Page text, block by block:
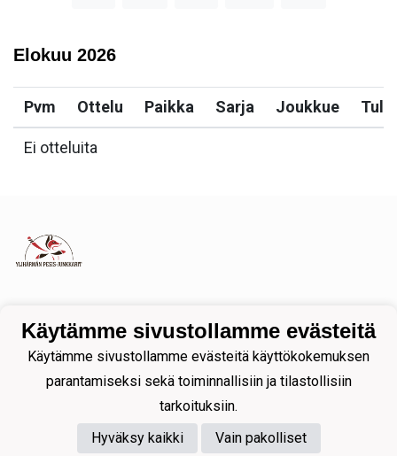
Elokuu 2026
Pvm Ottelu Paikka Sarja Joukkue
Ei otteluita
Powered by
Käytämme sivustollamme evästeitä
Käytämme sivustollamme evästeitä käyttökokemuksen
parantamiseksi sekä toiminnallisiin ja tilastollisiin
tarkoituksiin.
Hyväksy kaikki
Vain pakolliset